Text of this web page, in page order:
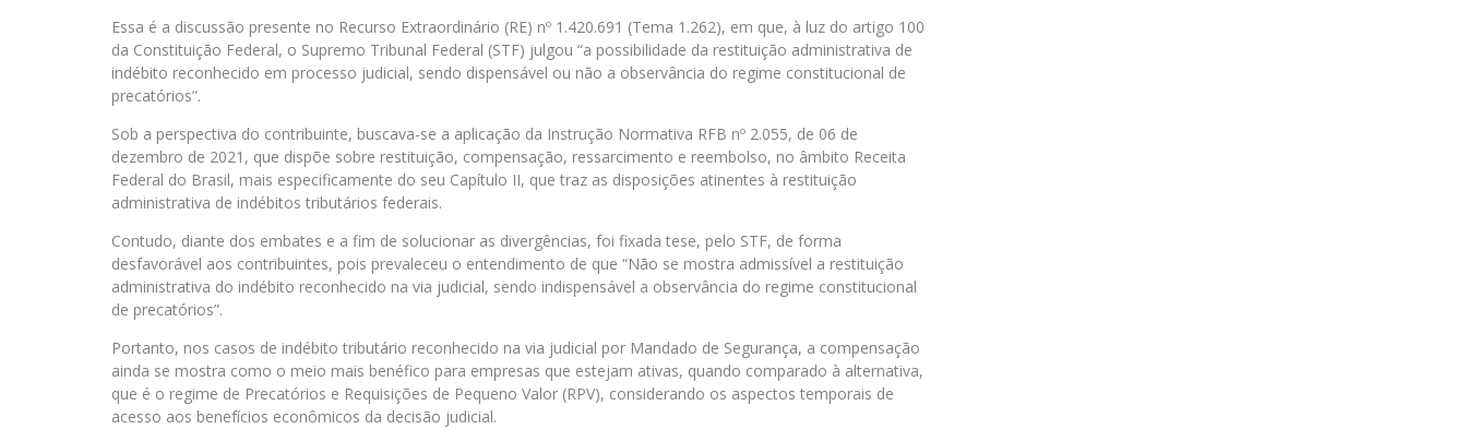
Essa é a discussão presente no Recurso Extraordinário (RE) nº 1.420.691 (Tema 1.262), em que, à luz do artigo 100
da Constituição Federal, o Supremo Tribunal Federal (STF) julgou “a possibilidade da restituição administrativa de
indébito reconhecido em processo judicial, sendo dispensável ou não a observância do regime constitucional de
precatórios”.
Sob a perspectiva do contribuinte, buscava-se a aplicação da Instrução Normativa RFB nº 2.055, de 06 de
dezembro de 2021, que dispõe sobre restituição, compensação, ressarcimento e reembolso, no âmbito Receita
Federal do Brasil, mais especificamente do seu Capítulo II, que traz as disposições atinentes à restituição
administrativa de indébitos tributários federais.
Contudo, diante dos embates e a fim de solucionar as divergências, foi fixada tese, pelo STF, de forma
desfavorável aos contribuintes, pois prevaleceu o entendimento de que “Não se mostra admissível a restituição
administrativa do indébito reconhecido na via judicial, sendo indispensável a observância do regime constitucional
de precatórios”.
Portanto, nos casos de indébito tributário reconhecido na via judicial por Mandado de Segurança, a compensação
ainda se mostra como o meio mais benéfico para empresas que estejam ativas, quando comparado à alternativa,
que é o regime de Precatórios e Requisições de Pequeno Valor (RPV), considerando os aspectos temporais de
acesso aos benefícios econômicos da decisão judicial.